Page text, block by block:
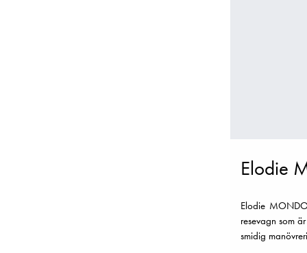
Elodie
Elodie
resevagn som
smidig